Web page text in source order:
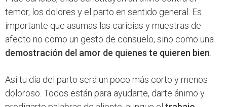
temor, los dolores y el parto en sentido general. Es
importante que asumas las caricias y muestras de
afecto no como un gesto de consuelo, sino como una
demostración del amor de quienes te quieren bien
Así tu día del parto será un poco más corto y menos
doloroso. Todos están para ayudarte, darte ánimo y